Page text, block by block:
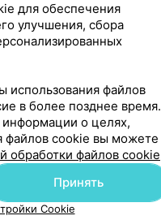
для обеспечения
улучшения, сбора
использования файлов
в более позднее время.
о целях,
файлов cookie вы можете
обработки файлов cookie
Принять
Cookie